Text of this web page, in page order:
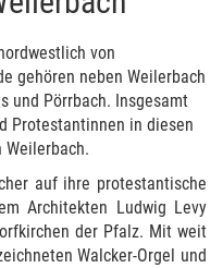
von
gehören neben Weilerbach
und Pörrbach. Insgesamt
Protestantinnen in diesen
auf ihre protestantische
Architekten Ludwig Levy
der Pfalz. Mit weit
Walcker-Orgel und